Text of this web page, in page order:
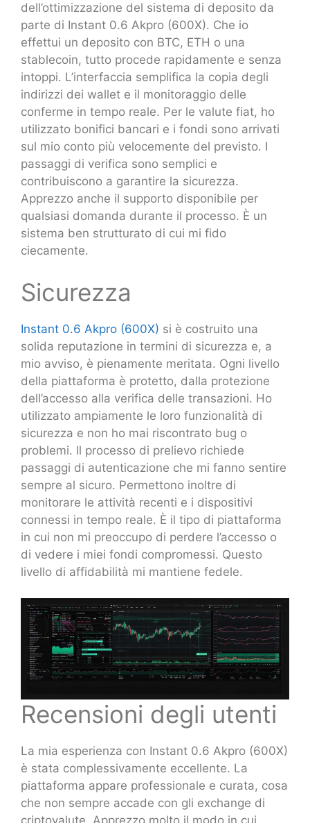
dell’ottimizzazione del sistema di deposito da
parte di Instant 0.6 Akpro (600X). Che io
effettui un deposito con BTC, ETH o una
stablecoin, tutto procede rapidamente e senza
intoppi. L’interfaccia semplifica la copia degli
indirizzi dei wallet e il monitoraggio delle
conferme in tempo reale. Per le valute fiat, ho
utilizzato bonifici bancari e i fondi sono arrivati
sul mio conto più velocemente del previsto. I
passaggi di verifica sono semplici e
contribuiscono a garantire la sicurezza.
Apprezzo anche il supporto disponibile per
qualsiasi domanda durante il processo. È un
sistema ben strutturato di cui mi fido
ciecamente.
Sicurezza
Instant 0.6 Akpro (600X) si è costruito una
solida reputazione in termini di sicurezza e, a
mio avviso, è pienamente meritata. Ogni livello
della piattaforma è protetto, dalla protezione
dell’accesso alla verifica delle transazioni. Ho
utilizzato ampiamente le loro funzionalità di
sicurezza e non ho mai riscontrato bug o
problemi. Il processo di prelievo richiede
passaggi di autenticazione che mi fanno sentire
sempre al sicuro. Permettono inoltre di
monitorare le attività recenti e i dispositivi
connessi in tempo reale. È il tipo di piattaforma
in cui non mi preoccupo di perdere l’accesso o
di vedere i miei fondi compromessi. Questo
livello di affidabilità mi mantiene fedele.
Recensioni degli utenti
La mia esperienza con Instant 0.6 Akpro (600X)
è stata complessivamente eccellente. La
piattaforma appare professionale e curata, cosa
che non sempre accade con gli exchange di
criptovalute. Apprezzo molto il modo in cui